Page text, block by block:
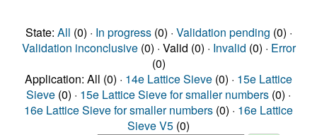
State: All (0) · In progress(0) · Validation pending (0) ·
Validation inconclusive(0) · Valid (0) · Invalid (0) · Error
(0)
Application: All (0) · 14e Lattice Sieve (0) · 15e Lattice
Sieve (0) · 15e Lattice Sieve for smaller numbers (0) ·
16e Lattice Sieve for smaller numbers (0) · 16e Lattice
Sieve V5 (0)